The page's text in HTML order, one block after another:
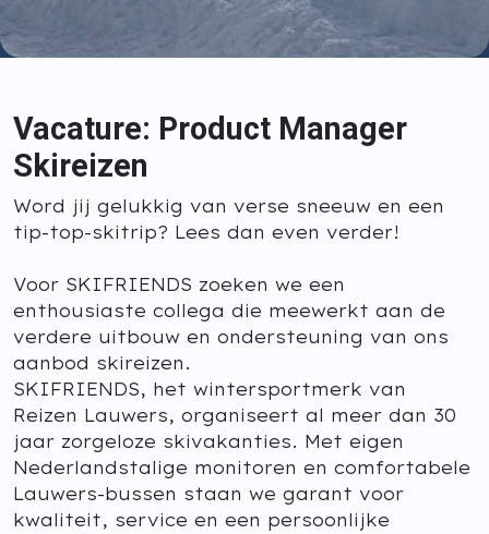
Vacature: Product Manager
Skireizen
Word jij gelukkig van verse sneeuw en een
tip-top-skitrip? Lees dan even verder!
Voor SKIFRIENDS zoeken we een
enthousiaste collega die meewerkt aan de
verdere uitbouw en ondersteuning van ons
aanbod skireizen.
SKIFRIENDS, het wintersportmerk van
Reizen Lauwers, organiseert al meer dan 30
jaar zorgeloze skivakanties. Met eigen
Nederlandstalige monitoren en comfortabele
Lauwers-bussen staan we garant voor
kwaliteit, service en een persoonlijke